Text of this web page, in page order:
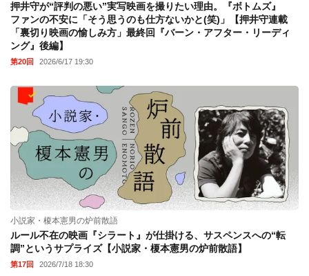
押井守が“評判の悪い”実写映画を撮りたい理由。『ボトムズ』
ファンの不安に「そう思うのも仕方ないかと(笑)」【押井守連載
「裏切り映画の愉しみ方」最終回『バーン・アフター・リーディ
ング』後編】
第20回 2026/6/17 19:30
小説家・榎本憲男の炉前散語
ルール不在の映画『シラート』が仕掛ける、サスペンスへの“転
調”というサプライズ【小説家・榎本憲男の炉前散語】
第17回 2026/7/18 18:30